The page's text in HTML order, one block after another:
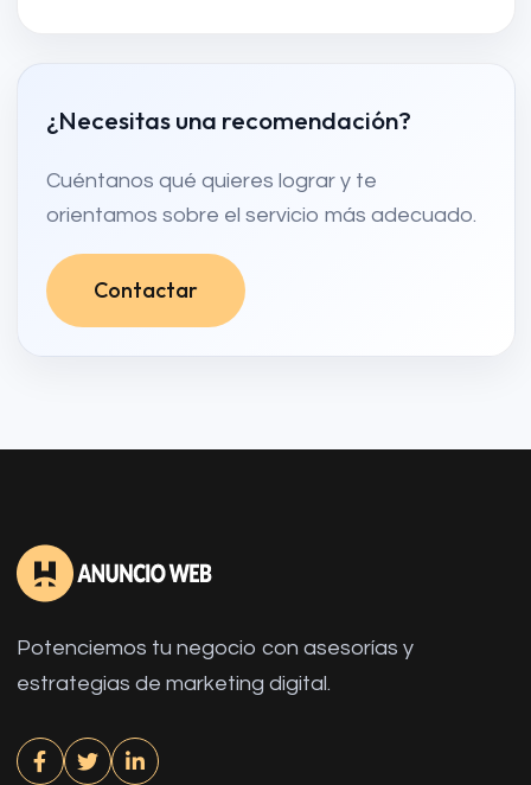
¿Necesitas una recomendación?
Cuéntanos qué quieres lograr y te
orientamos sobre el servicio más adecuado.
Contactar
Potenciemos tu negocio con asesorías y
estrategias de marketing digital.